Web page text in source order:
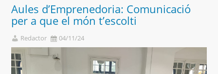
Aules d’Emprenedoria: Comunicació
per a que el món t’escolti
Redactor 04/11/24